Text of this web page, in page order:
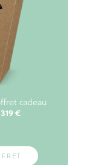
cadeau
319 €